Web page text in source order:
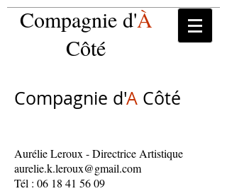
Compagnie d'À
Côté
Compagnie d'A Côté
Aurélie Leroux - Directrice Artistique
aurelie.k.leroux@gmail.com
Tél : 06 18 41 56 09